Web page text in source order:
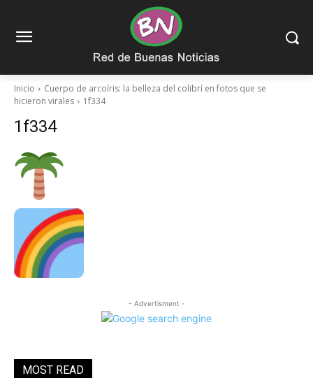
Inicio
Cuerpo de arcoíris: la belleza del colibrí en fotos que se
hicieron virales
1f334
1f334
- Advertisment -
MOST READ